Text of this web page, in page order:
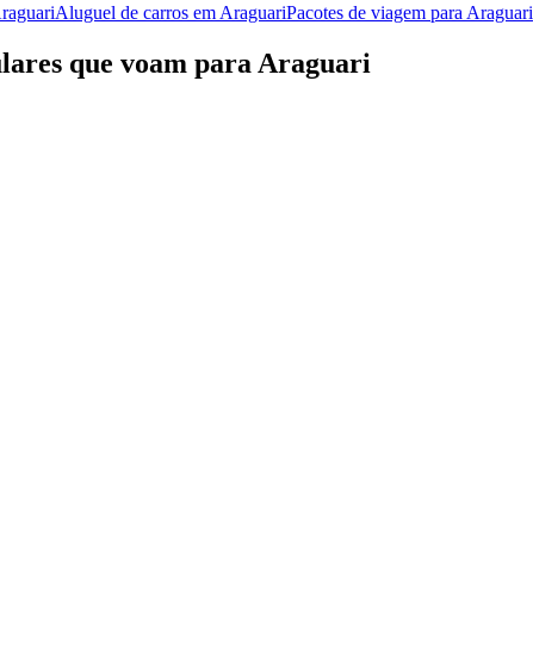
Aluguel de carros em AraguariPacotes de viagem para Araguari
que voam para Araguari